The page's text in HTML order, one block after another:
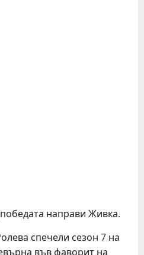
направи Живка.
спечели сезон 7 на
във фаворит на